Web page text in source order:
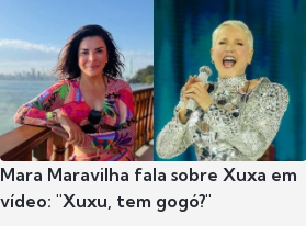
Mara Maravilha fala sobre Xuxa em
vídeo: "Xuxu, tem gogó?"